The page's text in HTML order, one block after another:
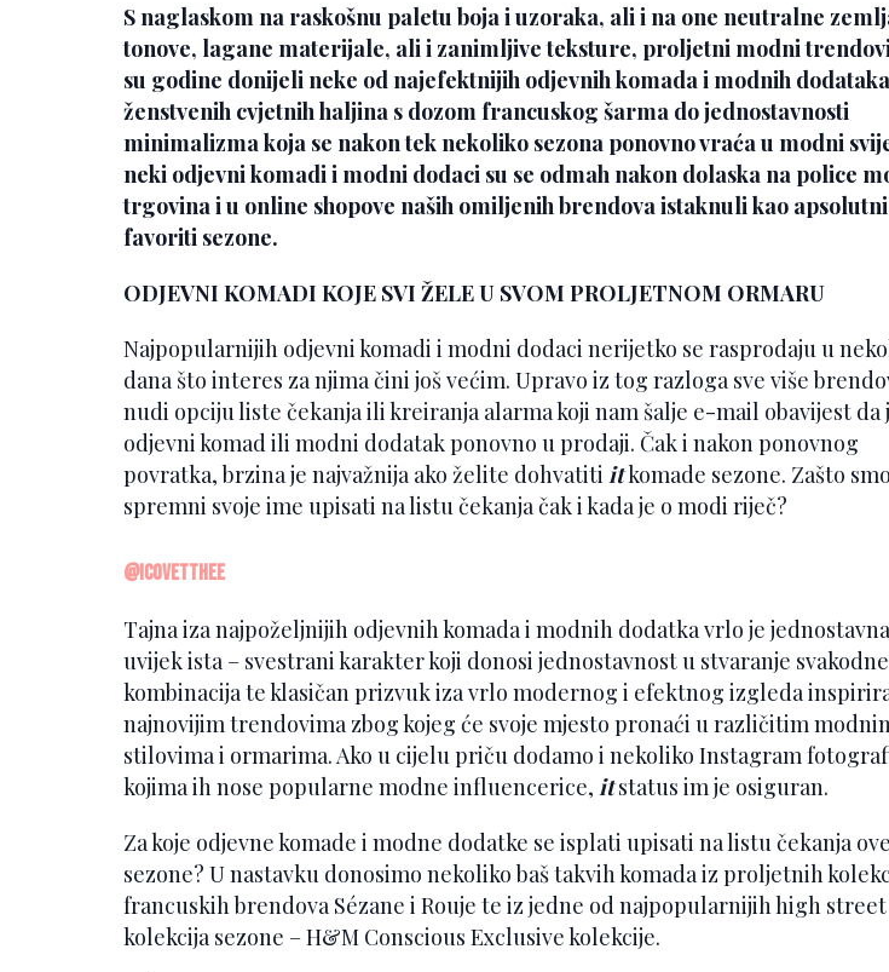
S naglaskom na raskošnu paletu boja i uzoraka, ali i na one neutralne
tonove, lagane materijale, ali i zanimljive teksture, proljetni modni
su godine donijeli neke od najefektnijih odjevnih komada i modnih
ženstvenih cvjetnih haljina s dozom francuskog šarma do jednostavnosti
minimalizma koja se nakon tek nekoliko sezona ponovno vraća u modni
neki odjevni komadi i modni dodaci su se odmah nakon dolaska na police
trgovina i u online shopove naših omiljenih brendova istaknuli kao apsolutni
favoriti sezone.
ODJEVNI KOMADI KOJE SVI ŽELE U SVOM PROLJETNOM ORMARU
Najpopularnijih odjevni komadi i modni dodaci nerijetko se rasprodaju u
dana što interes za njima čini još većim. Upravo iz tog razloga sve više
nudi opciju liste čekanja ili kreiranja alarma koji nam šalje e-mail obavijest da
odjevni komad ili modni dodatak ponovno u prodaji. Čak i nakon ponovnog
povratka, brzina je najvažnija ako želite dohvatiti itkomade sezone. Zašto smo
spremni svoje ime upisati na listu čekanja čak i kada je o modi riječ?
@icovetthee
Tajna iza najpoželjnijih odjevnih komada i modnih dodatka vrlo je
uvijek ista – svestrani karakter koji donosi jednostavnost u stvaranje
kombinacija te klasičan prizvuk iza vrlo modernog i efektnog izgleda
najnovijim trendovima zbog kojeg će svoje mjesto pronaći u različitim
stilovima i ormarima. Ako u cijelu priču dodamo i nekoliko Instagram
kojima ih nose popularne modne influencerice, itstatus im je osiguran.
Za koje odjevne komade i modne dodatke se isplati upisati na listu čekanja ove
sezone? U nastavku donosimo nekoliko baš takvih komada iz proljetnih
francuskih brendova Sézane i Rouje te iz jedne od najpopularnijih high street
kolekcija sezone – H&M Conscious Exclusive kolekcije.